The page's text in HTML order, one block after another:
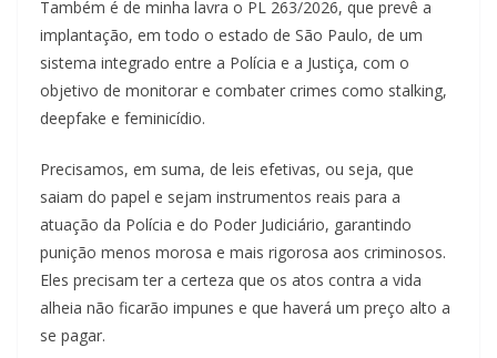
Também é de minha lavra o PL 263/2026, que prevê a
implantação, em todo o estado de São Paulo, de um
sistema integrado entre a Polícia e a Justiça, com o
objetivo de monitorar e combater crimes como stalking,
deepfake e feminicídio.
Precisamos, em suma, de leis efetivas, ou seja, que
saiam do papel e sejam instrumentos reais para a
atuação da Polícia e do Poder Judiciário, garantindo
punição menos morosa e mais rigorosa aos criminosos.
Eles precisam ter a certeza que os atos contra a vida
alheia não ficarão impunes e que haverá um preço alto a
se pagar.